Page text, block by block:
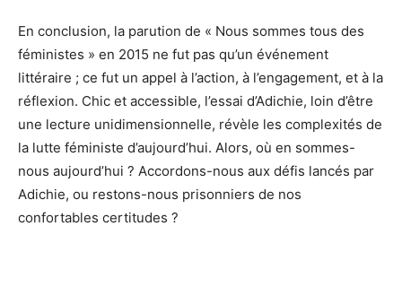
En conclusion, la parution de « Nous sommes tous des
féministes » en 2015 ne fut pas qu’un événement
littéraire ; ce fut un appel à l’action, à l’engagement, et à la
réflexion. Chic et accessible, l’essai d’Adichie, loin d’être
une lecture unidimensionnelle, révèle les complexités de
la lutte féministe d’aujourd’hui. Alors, où en sommes-
nous aujourd’hui ? Accordons-nous aux défis lancés par
Adichie, ou restons-nous prisonniers de nos
confortables certitudes ?